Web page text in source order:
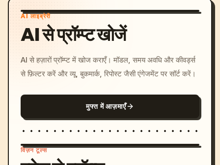
AI लाइब्रेरी
AI से प्रॉम्प्ट खोजें
AI से हज़ारों प्रॉम्प्ट में खोज कराएँ। मॉडल, समय अवधि और कीवर्ड्स
से फ़िल्टर करें और व्यू, बुकमार्क, रिपोस्ट जैसी एंगेजमेंट पर सॉर्ट करें।
मुफ्त में आज़माएँ
विज़न टूल्स